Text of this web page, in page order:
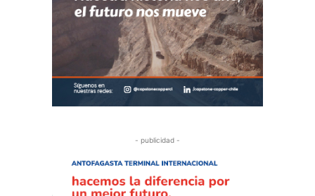
- publicidad -